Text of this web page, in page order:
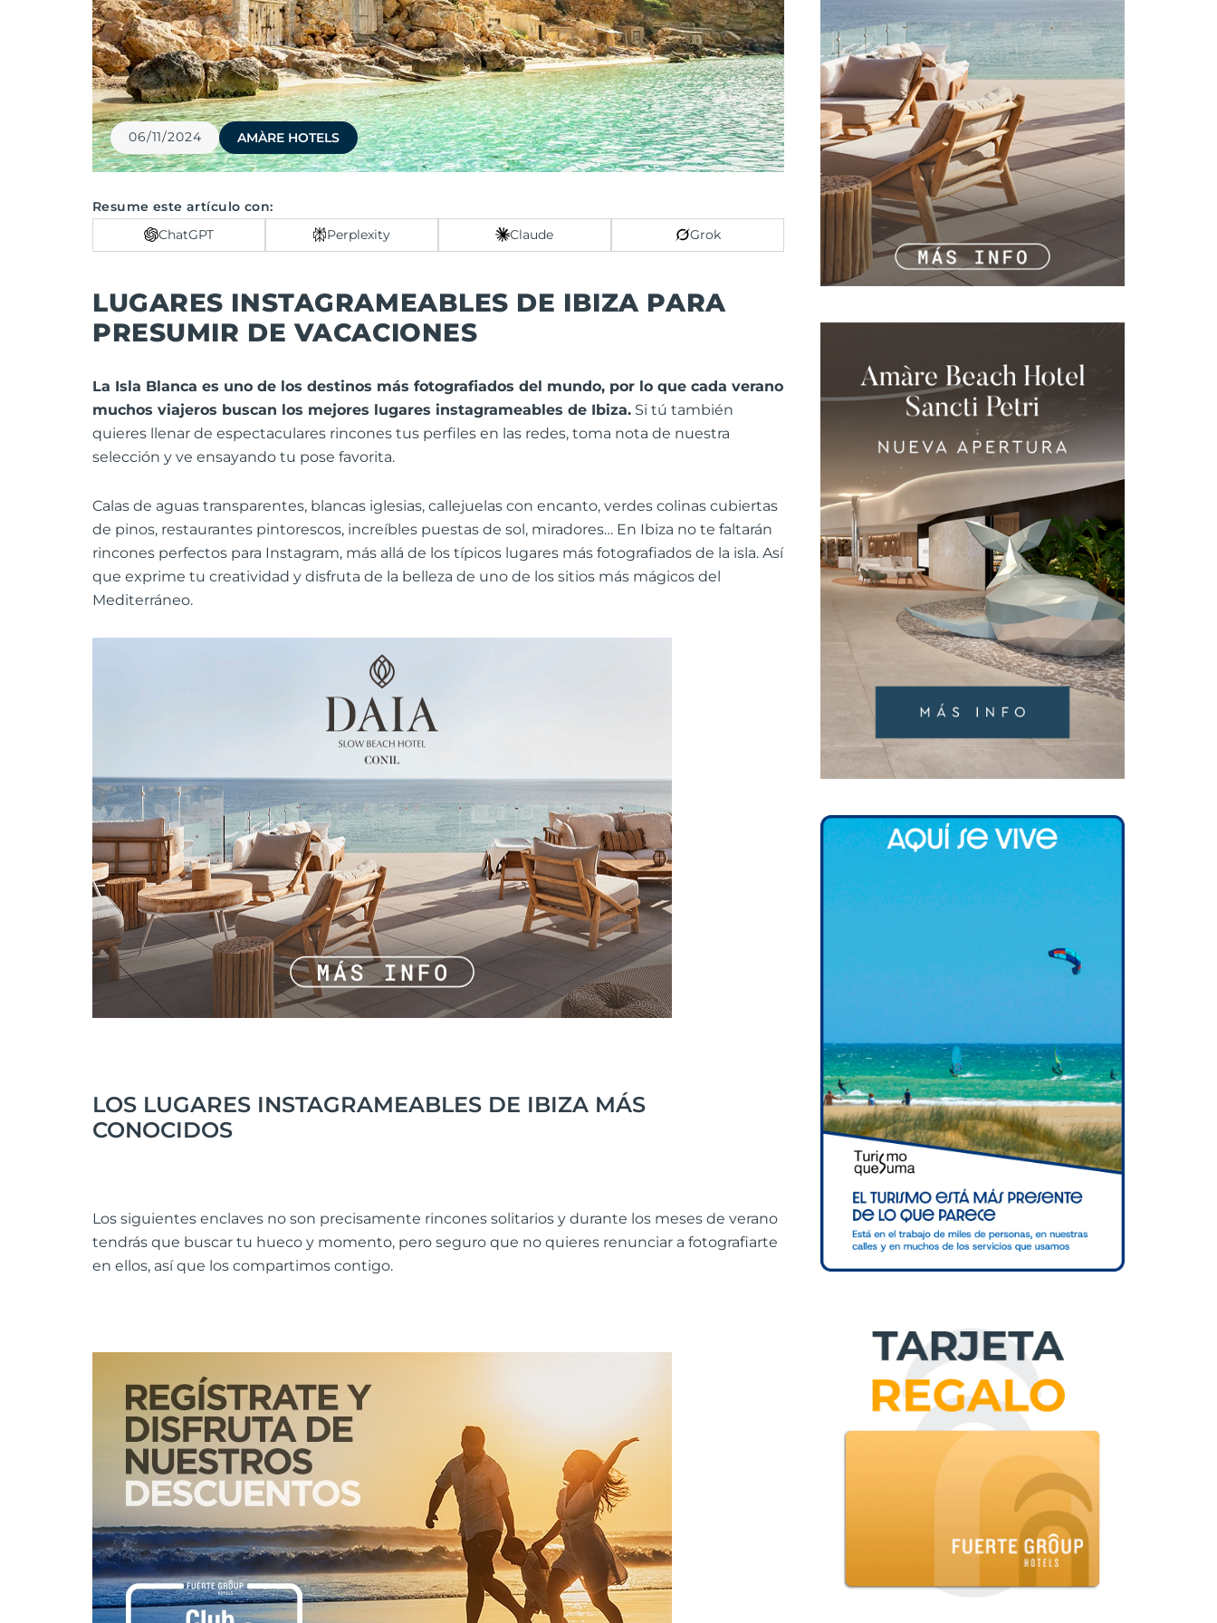
06/11/2024 AMÀRE HOTELS
Resume este artículo con:
ChatGPT
Perplexity Claude Grok
LUGARES INSTAGRAMEABLES DE IBIZA PARA
PRESUMIR DE VACACIONES
La Isla Blanca es uno de los destinos más fotografiados del mundo, por lo que cada verano
muchos viajeros buscan los mejores lugares instagrameables de Ibiza. Si tú también
quieres llenar de espectaculares rincones tus perfiles en las redes, toma nota de nuestra
selección y ve ensayando tu pose favorita.
Calas de aguas transparentes, blancas iglesias, callejuelas con encanto, verdes colinas cubiertas
de pinos, restaurantes pintorescos, increíbles puestas de sol, miradores… En Ibiza no te faltarán
rincones perfectos para Instagram, más allá de los típicos lugares más fotografiados de la isla. Así
que exprime tu creatividad y disfruta de la belleza de uno de los sitios más mágicos del
Mediterráneo.
LOS LUGARES INSTAGRAMEABLES DE IBIZA MÁS
CONOCIDOS
Los siguientes enclaves no son precisamente rincones solitarios y durante los meses de verano
tendrás que buscar tu hueco y momento, pero seguro que no quieres renunciar a fotografiarte
en ellos, así que los compartimos contigo.